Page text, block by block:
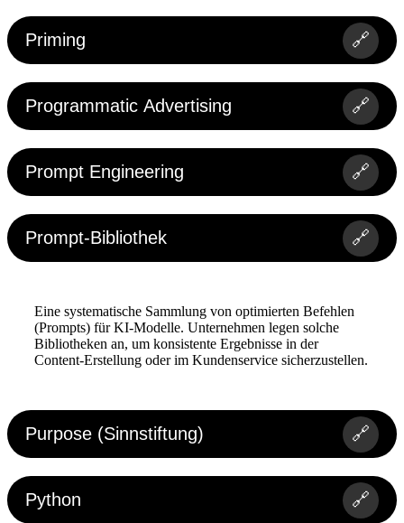
Priming 🔗
Programmatic Advertising 🔗
Prompt Engineering 🔗
Prompt-Bibliothek 🔗
Eine systematische Sammlung von optimierten Befehlen
(Prompts) für KI-Modelle. Unternehmen legen solche
Bibliotheken an, um konsistente Ergebnisse in der
Content-Erstellung oder im Kundenservice sicherzustellen.
Purpose (Sinnstiftung) 🔗
Python 🔗